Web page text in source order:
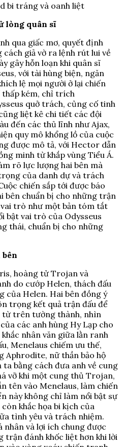
bi tráng và oanh liệt
lòng quân sĩ
qua giấc mơ, quyết định
giả vờ ra lệnh rút lui về
gây hỗn loạn khi quân sĩ
với tài hùng biện, ngăn
lệ mọi người ở lại chiến
thấp kém, chỉ trích
quở trách, củng cố tinh
liệt kê chi tiết các đội
đến các thủ lĩnh như Ajax,
quy mô khổng lồ của cuộc
được mô tả, với Hector dẫn
minh từ khắp vùng Tiểu Á.
rõ lực lượng hai bên mà
của danh dự và trách
chiến sắp tới được báo
bên chuẩn bị cho những trận
trò như một bản tóm tắt
bật vai trò của Odysseus
thái, chuẩn bị cho những
hoàng tử Trojan và
do cướp Helen, thách đấu
của Helen. Hai bên đồng ý
trọng kết quả trận đấu để
từ trên tường thành, nhìn
các anh hùng Hy Lạp cho
nhân văn giữa lằn ranh
Menelaus chiếm ưu thế,
Aphrodite, nữ thần bảo hộ
bằng cách đưa anh về cung
vỡ khi một cung thủ Trojan,
tên vào Menelaus, làm chiến
này không chỉ làm nổi bật sự
khắc họa bi kịch của
tình yêu và trách nhiệm.
nhân và lợi ích chung được
trận đánh khốc liệt hơn khi lời